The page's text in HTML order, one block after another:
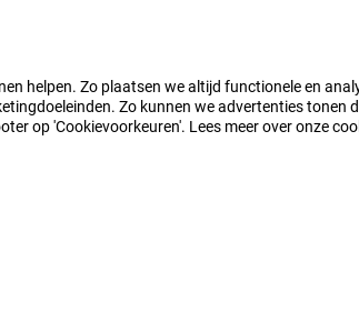
helpen. Zo plaatsen we altijd functionele en
Zo kunnen we advertenties
op 'Cookievoorkeuren'. Lees meer over onze